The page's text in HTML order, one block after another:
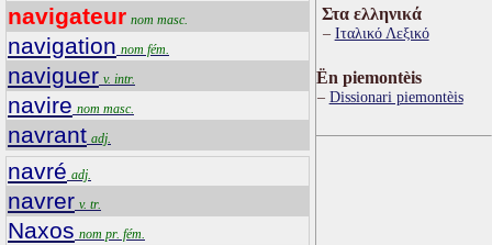
navigateur nom masc.
navigation nom fém.
naviguer v. intr.
navire nom masc.
navrant adj.
navré adj.
navrer v. tr.
Naxos nom pr. fém.
Στα ελληνικά
Ιταλικό Λεξικό
Ën piemontèis
Dissionari piemontèis